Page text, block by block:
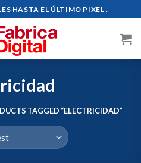
HASTA EL ÚLTIMO PIXEL .
TAGGED “ELECTRICIDAD”